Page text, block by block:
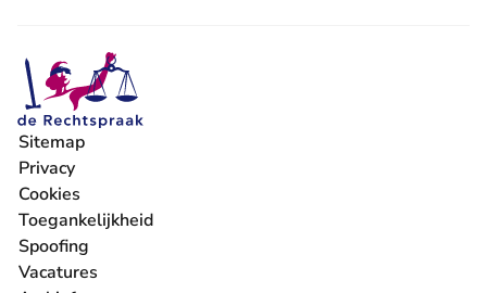
Sitemap
Privacy
Cookies
Toegankelijkheid
Spoofing
Vacatures
- U verlaat Rechtspraak.nl